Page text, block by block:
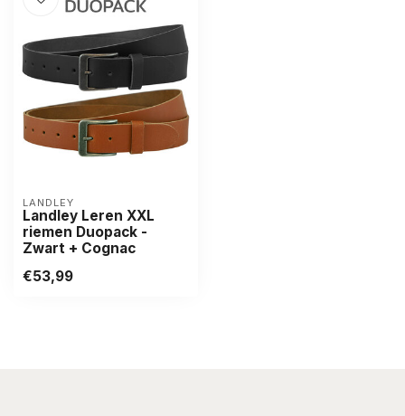
LANDLEY
Landley Leren XXL
riemen Duopack -
Zwart + Cognac
€53,99